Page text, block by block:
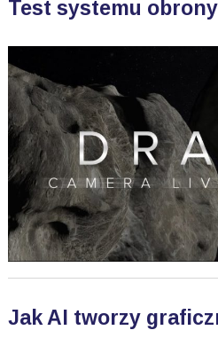
Test systemu
Jak AI tworzy